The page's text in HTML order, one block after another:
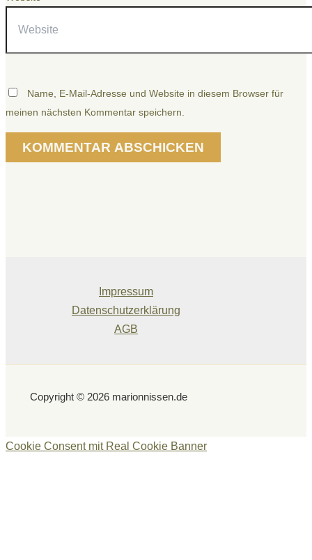
Name, E-Mail-Adresse und Website in diesem Browser für
meinen nächsten Kommentar speichern.
Impressum
Datenschutzerklärung
AGB
Copyright © 2026 marionnissen.de
Cookie Consent mit Real Cookie Banner